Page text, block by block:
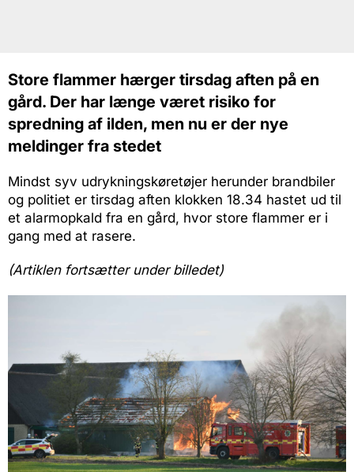
Store flammer hærger tirsdag aften på en
gård. Der har længe været risiko for
spredning af ilden, men nu er der nye
meldinger fra stedet
Mindst syv udrykningskøretøjer herunder brandbiler
og politiet er tirsdag aften klokken 18.34 hastet ud til
et alarmopkald fra en gård, hvor store flammer er i
gang med at rasere.
(Artiklen fortsætter under billedet)